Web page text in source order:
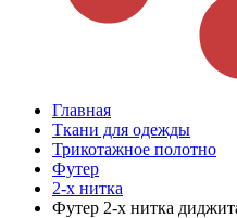
Главная
Ткани для одежды
Трикотажное полотно
Футер
2-х нитка
Футер 2-х нитка